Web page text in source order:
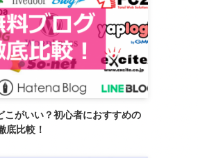
こがいい？初心者におすすめの
底比較！